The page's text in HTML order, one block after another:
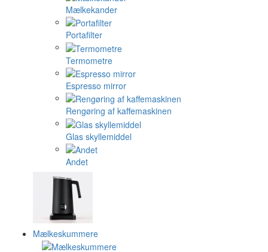
Mælkekander
Portafilter
Termometre
Espresso mirror
Rengøring af kaffemaskinen
Glas skyllemiddel
Andet
Mælkeskummere